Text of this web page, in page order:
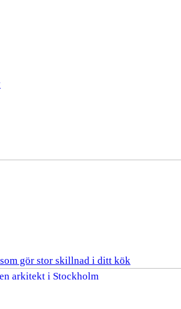
gör stor skillnad i ditt kök